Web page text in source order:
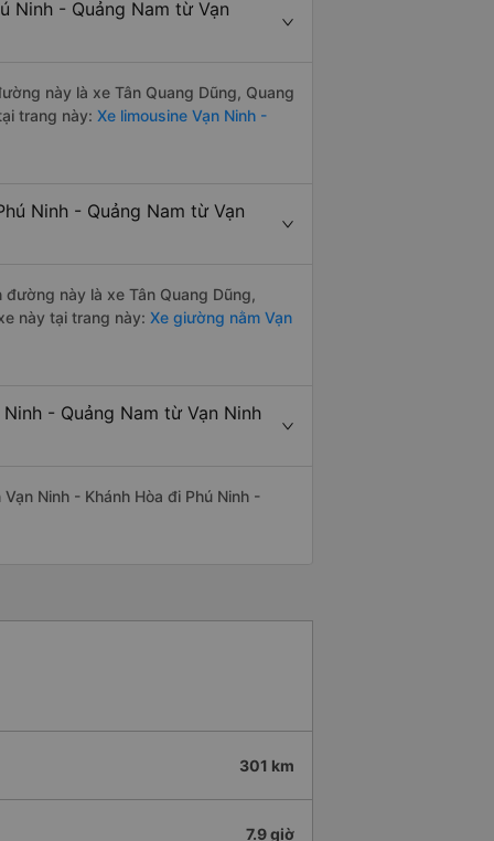
Ninh - Quảng Nam từ Vạn
này là xe Tân Quang Dũng, Quang
trang này: Xe limousine Vạn Ninh -
Ninh - Quảng Nam từ Vạn
này là xe Tân Quang Dũng,
này tại trang này: Xe giường nằm Vạn
- Quảng Nam từ Vạn Ninh
Ninh - Khánh Hòa đi Phú Ninh -
301 km
7.9 giờ